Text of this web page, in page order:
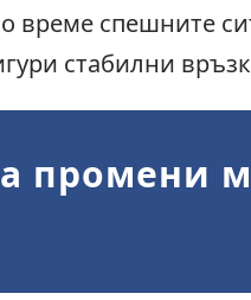
време спешните
стабилни
промени